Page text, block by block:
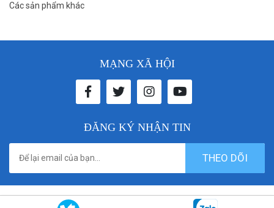
Các sản phẩm khác
MẠNG XÃ HỘI
ĐĂNG KÝ NHẬN TIN
THEO DÕI
© 2021 donthuocbenhvien. All rights reserved. Designed by